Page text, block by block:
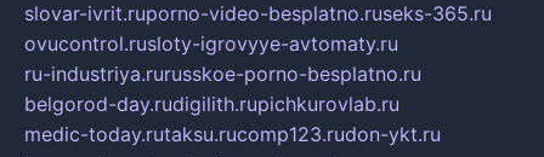
slovar-ivrit.ruporno-video-besplatno.ruseks-365.ru
ovucontrol.rusloty-igrovyye-avtomaty.ru
ru-industriya.rurusskoe-porno-besplatno.ru
belgorod-day.rudigilith.rupichkurovlab.ru
medic-today.rutaksu.rucomp123.rudon-ykt.ru